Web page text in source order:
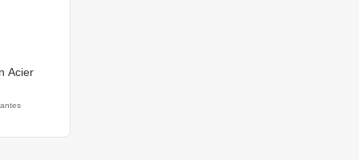
Acier